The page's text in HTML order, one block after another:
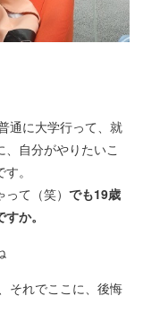
通に大学行って、就
自分がやりたいこ
。
て（笑） でも19歳
か。
それでここに、後悔